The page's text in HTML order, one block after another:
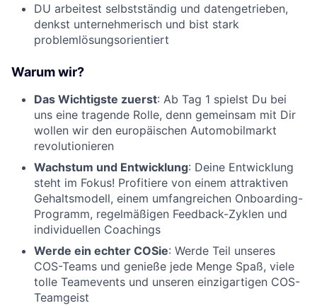
DU arbeitest selbstständig und datengetrieben,
denkst unternehmerisch und bist stark
problemlösungsorientiert
Warum wir?
Das Wichtigste zuerst: Ab Tag 1 spielst Du bei
uns eine tragende Rolle, denn gemeinsam mit Dir
wollen wir den europäischen Automobilmarkt
revolutionieren
Wachstum und Entwicklung: Deine Entwicklung
steht im Fokus! Profitiere von einem attraktiven
Gehaltsmodell, einem umfangreichen Onboarding-
Programm, regelmäßigen Feedback-Zyklen und
individuellen Coachings
Werde ein echter COSie: Werde Teil unseres
COS-Teams und genieße jede Menge Spaß, viele
tolle Teamevents und unseren einzigartigen COS-
Teamgeist